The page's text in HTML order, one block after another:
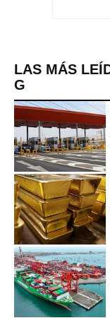
LAS MÁS
G